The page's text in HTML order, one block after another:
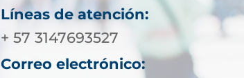
Líneas de atención:
+ 57 3147693527
Correo electrónico: